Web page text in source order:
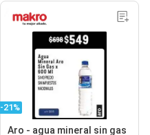
-21%
Aro - agua mineral sin gas